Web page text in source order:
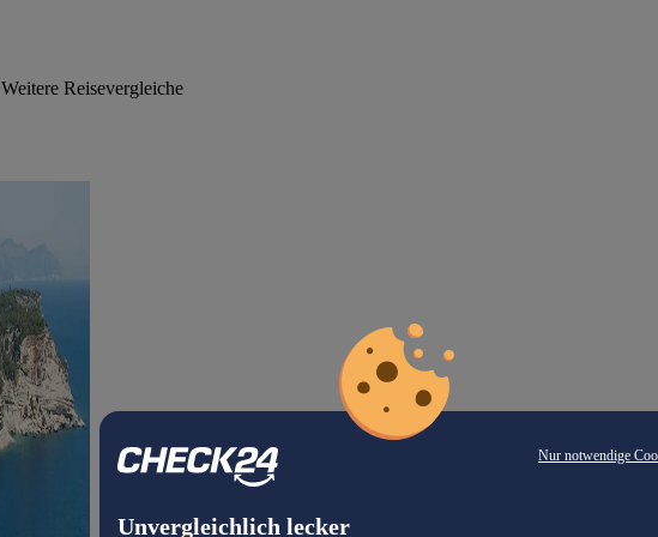
Nur notwendige
Unvergleichlich lecker
Weitere Reisevergleiche